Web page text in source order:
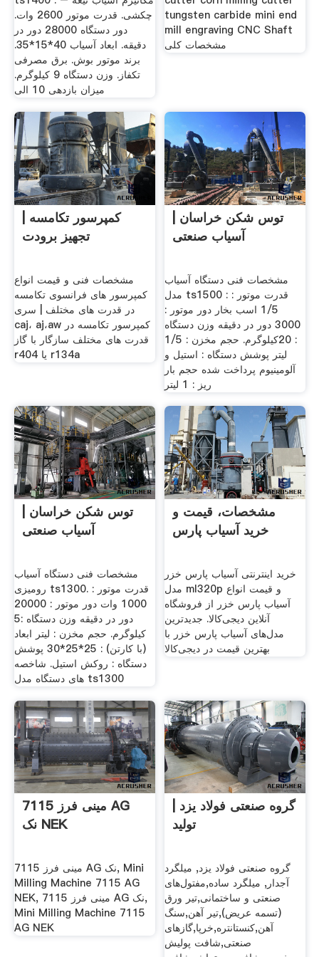
چکشی. قدرت موتور 2600 وات.
دور دستگاه 28000 دور در
دقیقه. ابعاد آسیاب 40*15*35.
برند موتور بوش. برق مصرفی
تکفاز. وزن دستگاه 9 کیلوگرم.
میزان بازدهی 10 الی
tungsten carbide mini end
mill engraving CNC Shaft
مشخصات کلی
کمپرسور تکامسه |
تجهیز برودت
مشخصات فنی و قیمت انواع
کمپرسور های فرانسوی تکامسه
در قدرت های مختلف | سری
caj، aj،aw کمپرسور تکامسه در
قدرت های مختلف سازگار با گاز
r404 یا r134a
توس شکن خراسان |
آسیاب صنعتی
مشخصات فنی دستگاه آسیاب
مدل ts1500 : قدرت موتور :
1/5 اسب بخار دور موتور :
3000 دور در دقیقه وزن دستگاه
: 20کیلوگرم. حجم مخزن : 1/5
لیتر پوشش دستگاه : استیل و
آلومینیوم پرداخت شده حجم بار
ریز : 1 لیتر
توس شکن خراسان |
آسیاب صنعتی
مشخصات فنی دستگاه آسیاب
رومیزی ts1300. قدرت موتور :
1000 وات دور موتور : 20000
دور در دقیقه وزن دستگاه :5
کیلوگرم. حجم مخزن : لیتر ابعاد
(با کارتن) : 25*25*30 پوشش
دستگاه : روکش استیل. شاخصه
های دستگاه مدل ts1300
مشخصات، قیمت و
خرید آسیاب پارس
خرید اینترنتی آسیاب پارس خزر
مدل ml320p و قیمت انواع
آسیاب پارس خزر از فروشگاه
آنلاین دیجی‌کالا. جدیدترین
مدل‌های آسیاب پارس خزر با
بهترین قیمت در دیجی‌کالا
مینی فرز 7115 AG
نک NEK
مینی فرز 7115 AG نک, Mini
Milling Machine 7115 AG
NEK, مینی فرز 7115 AG نک,
Mini Milling Machine 7115
AG NEK
گروه صنعتی فولاد یزد |
تولید
گروه صنعتی فولاد یزد, میلگرد
آجدار, میلگرد ساده,مفتول‌‌های
صنعتی و ساختمانی,تیر ورق
(تسمه عریض),تیر آهن,سنگ
آهن,کنستانتره,خرپا,گاز‌های
صنعتی,شافت پولیش